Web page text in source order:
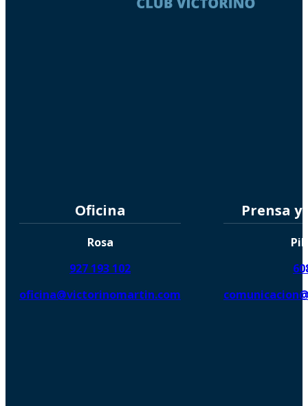
Oficina
Rosa
927 193 102
oficina@victorinomartin.com
Prensa